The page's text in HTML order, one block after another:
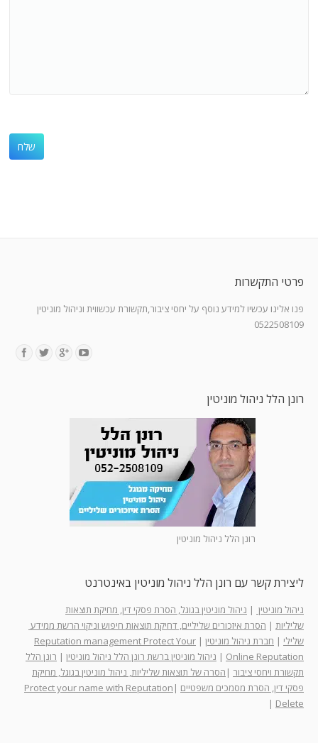
פרטי התקשרות
פנו אלינו עכשיו למידע נוסף על יחסי ציבור,תקשורת עכשווית וניהול מוניטין
0522508109
רונן הלל ניהול מוניטין
רונן הלל ניהול מוניטין
ליצירת קשר עם רונן הלל ניהול מוניטין באינטרנט
ניהול מוניטין | ניהול מוניטין בגוגל, הסרת פסקי דין, מחיקת תוצאות
שליליות | הסרת איזכורים שליליים, דחיקת תוצאות חיפוש וניקוי הרשת ממידע
שלילי | חברת ניהול מוניטין |
Reputation management Protect Your
Online Reputation
| ניהול מוניטין ברשת רונן הלל ניהול מוניטין | רונן הלל
תקשורת ויחסי ציבור | הסרה של תוצאות שליליות, ניהול מוניטין בגוגל, מחיקת
פסקי דין, הסרת מסמכים משפטיים |
Protect your name with Reputation
Delete
|